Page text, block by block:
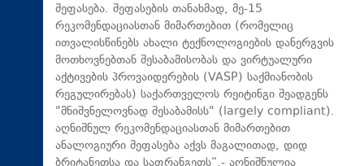
შეფასება. შეფასების თანახმად, მე-15
რეკომენდაციასთან მიმართებით (რომელიც
ითვალისწინებს ახალი ტექნოლოგიების დანერგვის
მოთხოვნებთან შესაბამისობას და ვირტუალური
აქტივების პროვაიდერების (VASP) საქმიანობის
რეგულირებას) საქართველოს რეიტინგი შეადგენს
"მნიშვნელოვნად შესაბამისს" (largely compliant).
აღნიშნულ რეკომენდაციასთან მიმართებით
ანალოგიური შეფასება აქვს მაგალითად, დიდ